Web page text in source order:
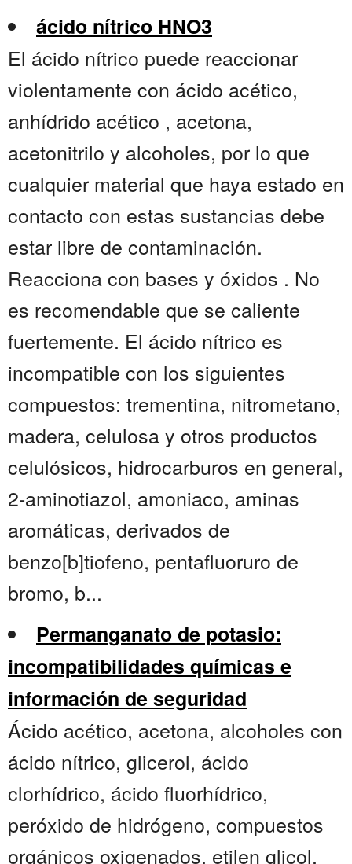
ácido nítrico HNO3
El ácido nítrico puede reaccionar
violentamente con ácido acético,
anhídrido acético , acetona,
acetonitrilo y alcoholes, por lo que
cualquier material que haya estado en
contacto con estas sustancias debe
estar libre de contaminación.
Reacciona con bases y óxidos . No
es recomendable que se caliente
fuertemente. El ácido nítrico es
incompatible con los siguientes
compuestos: trementina, nitrometano,
madera, celulosa y otros productos
celulósicos, hidrocarburos en general,
2-aminotiazol, amoniaco, aminas
aromáticas, derivados de
benzo[b]tiofeno, pentafluoruro de
bromo, b...
Permanganato de potasio:
incompatibilidades químicas e
información de seguridad
Ácido acético, acetona, alcoholes con
ácido nítrico, glicerol, ácido
clorhídrico, ácido fluorhídrico,
peróxido de hidrógeno, compuestos
orgánicos oxigenados, etilen glicol,